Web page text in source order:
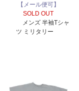
【メール便可】
SOLD OUT
メンズ 半袖Tシャ
ツ ミリタリー